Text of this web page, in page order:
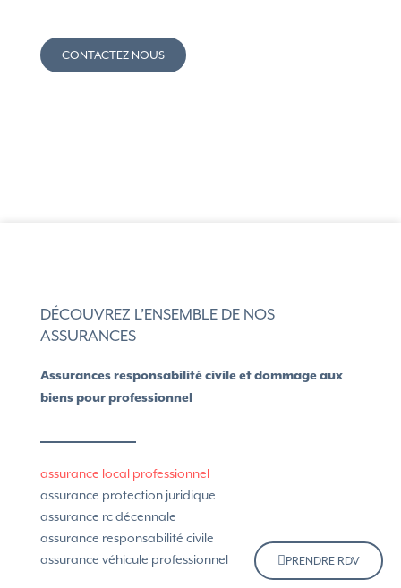
PRENDRE RDV
CONTACTEZ NOUS
DÉCOUVREZ L’ENSEMBLE DE NOS
ASSURANCES
Assurances responsabilité civile et dommage aux
biens pour professionnel
assurance local professionnel
assurance protection juridique
assurance rc décennale
assurance responsabilité civile
assurance véhicule professionnel